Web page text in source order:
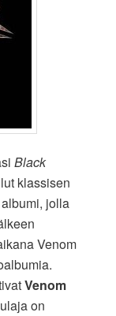
Black
klassisen
jolla
Venom
Venom
on